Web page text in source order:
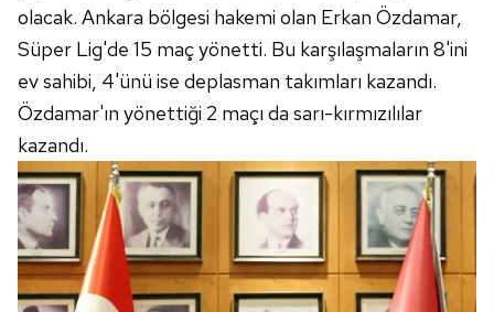
olacak. Ankara bölgesi hakemi olan Erkan Özdamar,
Süper Lig'de 15 maç yönetti. Bu karşılaşmaların 8'ini
ev sahibi, 4'ünü ise deplasman takımları kazandı.
Özdamar'ın yönettiği 2 maçı da sarı-kırmızılılar
kazandı.